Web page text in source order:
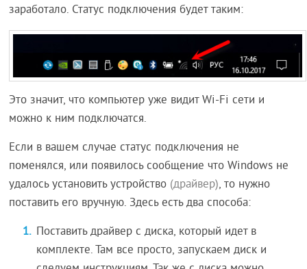
заработало. Статус подключения будет таким:
Это значит, что компьютер уже видит Wi-Fi сети и
можно к ним подключатся.
Если в вашем случае статус подключения не
поменялся, или появилось сообщение что Windows не
удалось установить устройство (драйвер), то нужно
поставить его вручную. Здесь есть два способа:
Поставить драйвер с диска, который идет в
комплекте. Там все просто, запускаем диск и